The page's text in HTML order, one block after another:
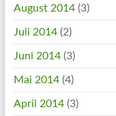
August 2014(3)
Juli 2014(2)
Juni 2014(3)
Mai 2014(4)
April 2014(3)